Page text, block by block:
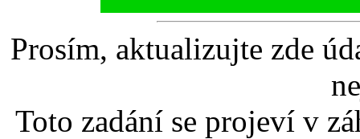
Prosím, aktualizujte zde
Toto zadání se projeví v